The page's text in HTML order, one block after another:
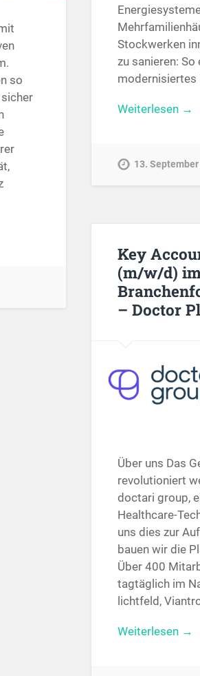
Stockwerken
zu sanieren: So
modernisiertes
Weiterlesen →
13.
so
Key
(m/w/d)
– Doctor
Über uns Das
revolutioniert
doctari group,
Healthcare-
uns dies zur
bauen wir die
Über 400
tagtäglich im
lichtfeld,
Weiterlesen →